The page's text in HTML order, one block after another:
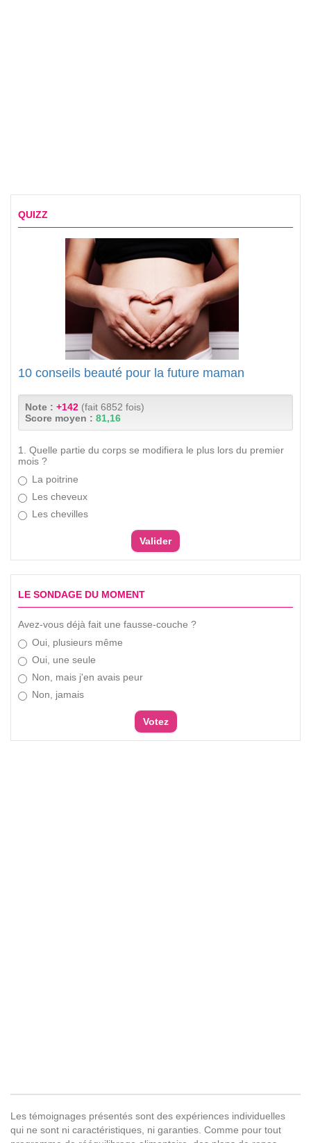
QUIZZ
10 conseils beauté pour la future maman
Note : +142 (fait 6852 fois)
Score moyen : 81,16
1. Quelle partie du corps se modifiera le plus lors du premier
mois ?
La poitrine
Les cheveux
Les chevilles
LE SONDAGE DU MOMENT
Avez-vous déjà fait une fausse-couche ?
Oui, plusieurs même
Oui, une seule
Non, mais j'en avais peur
Non, jamais
Les témoignages présentés sont des expériences individuelles
qui ne sont ni caractéristiques, ni garanties. Comme pour tout